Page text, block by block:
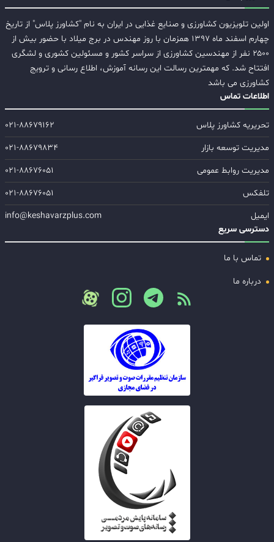
اولین تلویزیون کشاورزی و صنایع غذایی در ایران به نام "کشاورز پلاس" از تاریخ
چهارم اسفند ماه ۱۳۹۷ همزمان با روز مهندس در برج میلاد با حضور بیش از
۲۵۰۰ نفر از مهندسین کشاورزی از سراسر کشور و مسئولین کشوری و لشگری
افتتاح شد. که مهمترین رسالت این رسانه آموزش، اطلاع رسانی و ترویج
کشاورزی می باشد
اطلاعات تماس
تحریریه کشاورز پلاس
۰۲۱-۸۸۶۷۹۱۶۲
مدیریت توسعه بازار
۰۲۱-۸۸۶۷۹۸۳۴
مدیریت روابط عمومی
۰۲۱-۸۸۶۷۶۰۵۱
تلفکس
۰۲۱-۸۸۶۷۶۰۵۱
ایمیل
info@keshavarzplus.com
دسترسی سریع
تماس با ما
درباره ما